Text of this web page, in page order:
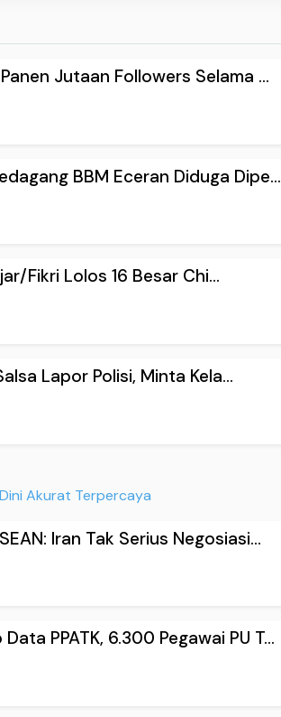
Jutaan Followers Selama ...
BBM Eceran Diduga Dipe...
Fikri Lolos 16 Besar Chi...
Lapor Polisi, Minta Kela...
Akurat Terpercaya
Iran Tak Serius Negosiasi...
PPATK, 6.300 Pegawai PU T...